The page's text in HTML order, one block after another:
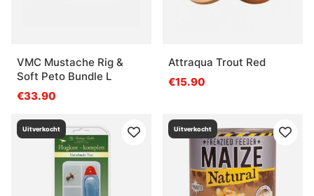
VMC Mustache Rig &
Soft Peto Bundle L
€33.90
Attraqua Trout Red
€15.90
Uitverkocht Uitverkocht